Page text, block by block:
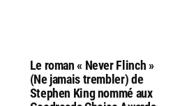
Le roman « Never Flinch »
(Ne jamais trembler) de
Stephen King nommé aux